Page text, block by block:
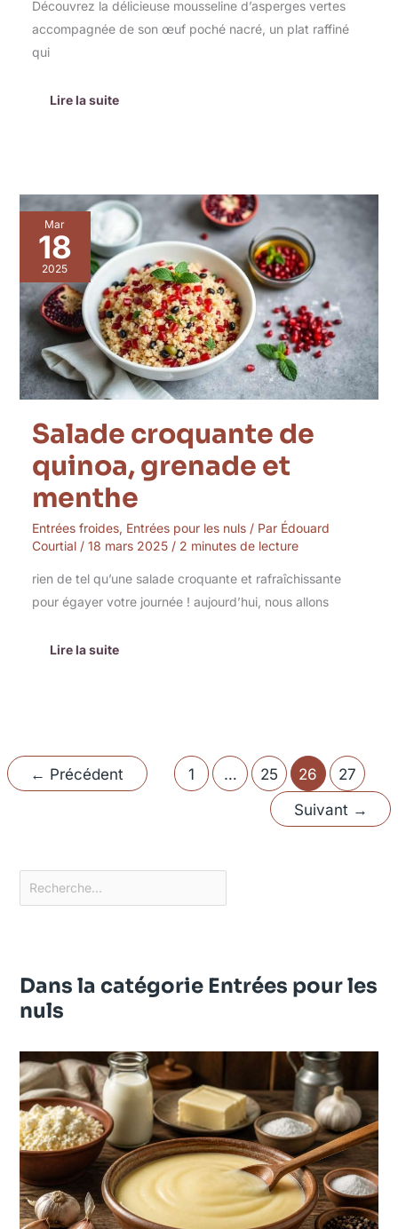
Découvrez la délicieuse mousseline d’asperges vertes
accompagnée de son œuf poché nacré, un plat raffiné
qui
Lire la suite
Mar
18
2025
Salade croquante de
quinoa, grenade et
menthe
Entrées froides, Entrées pour les nuls/ Par Édouard
Courtial / 18 mars 2025 / 2 minutes de lecture
rien de tel qu’une salade croquante et rafraîchissante
pour égayer votre journée ! aujourd’hui, nous allons
Salade
croquante
de
quinoa,
grenade
et
menthe
Lire la suite
← Précédent 1 … 25 26
27
Suivant →
Dans la catégorie Entrées pour les
nuls